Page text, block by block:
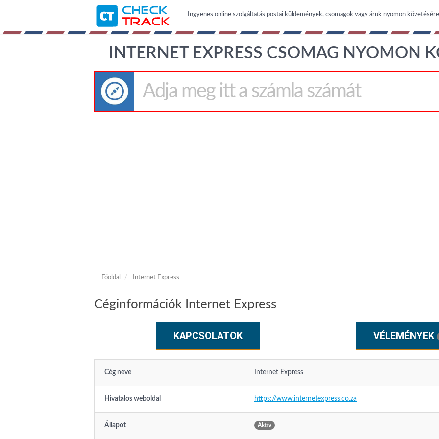
Ingyenes online szolgáltatás postai küldemények, csomagok vagy áruk nyomon követésére
INTERNET EXPRESS CSOMAG NYOMON
Főoldal Internet Express
Céginformációk Internet Express
KAPCSOLATOK VÉLEMÉNYEK
Cég neve Internet Express
Hivatalos weboldal https://www.internetexpress.co.za
Állapot Aktív